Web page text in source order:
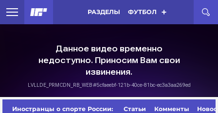
РАЗДЕЛЫ ФУТБОЛ
Иностранцы о спорте России: Статьи Комменты